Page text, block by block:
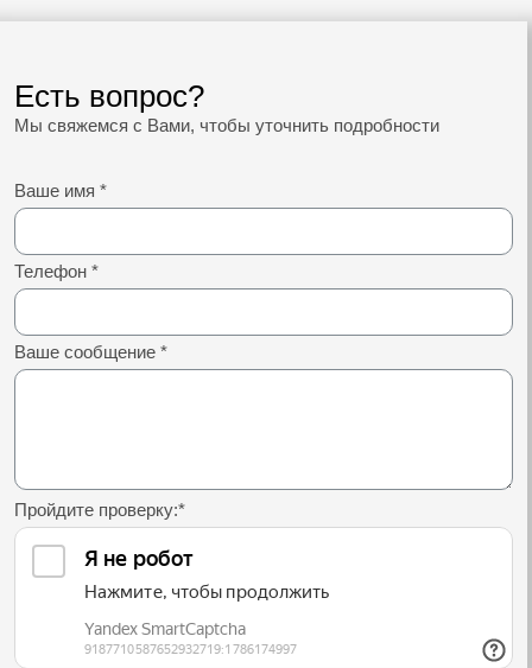
Есть вопрос?
Мы свяжемся с Вами, чтобы уточнить подробности
Ваше имя *
Телефон *
Ваше сообщение *
Пройдите проверку:*